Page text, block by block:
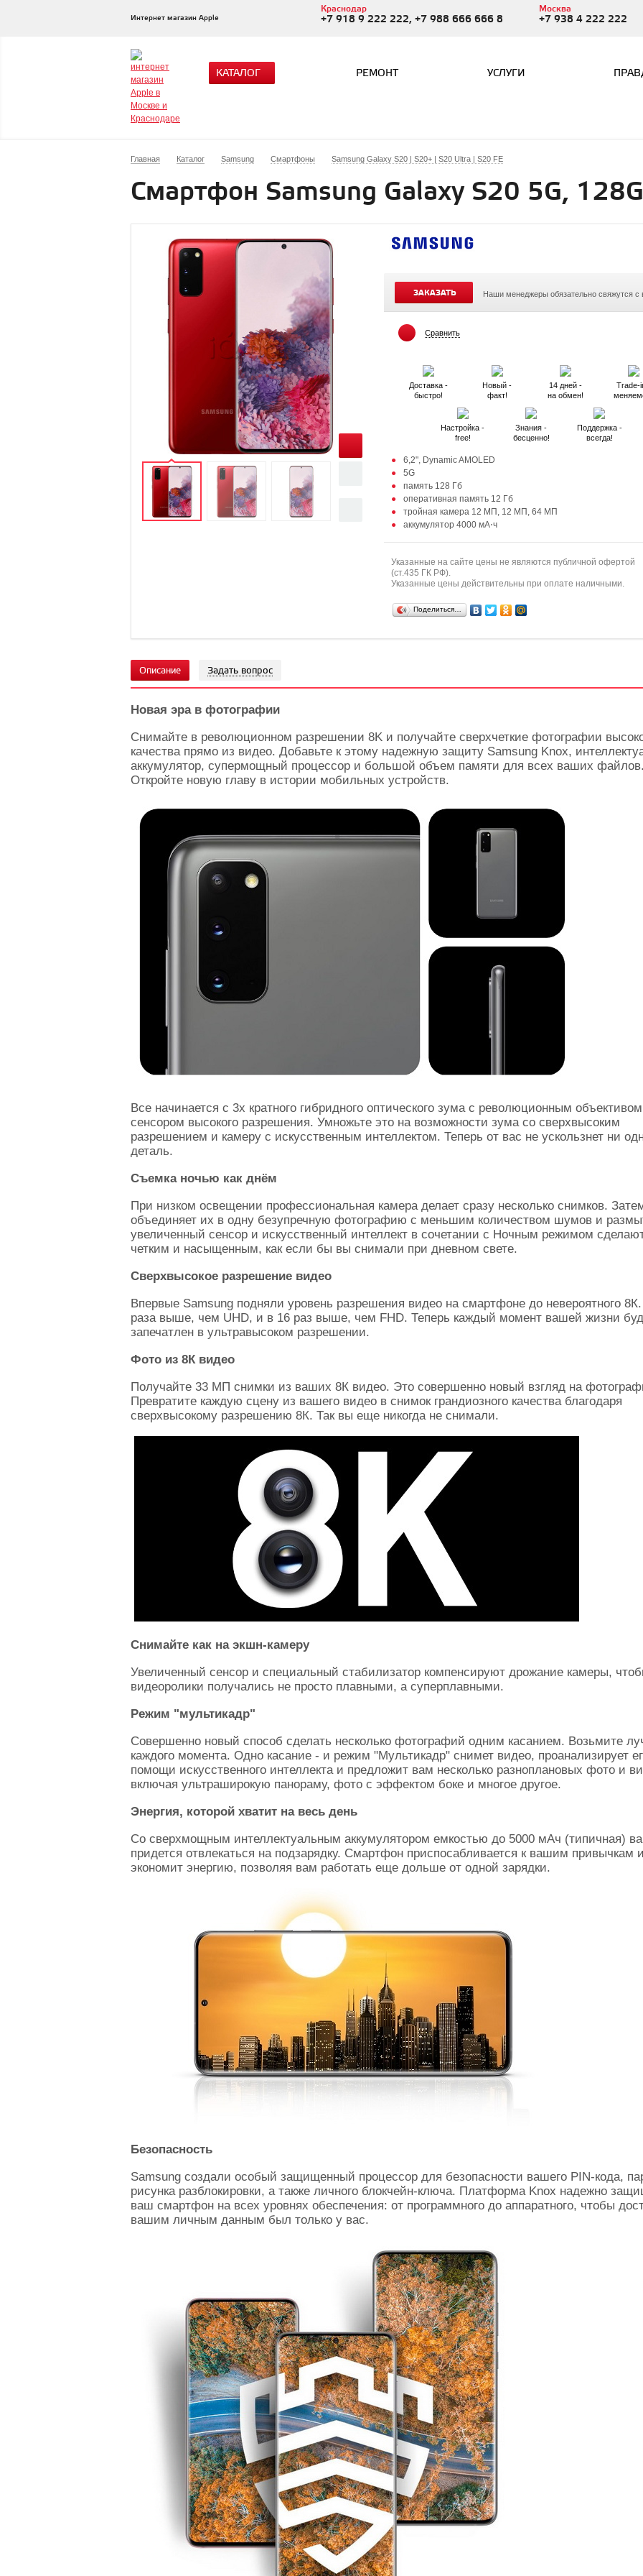
Интернет магазин Apple
Краснодар
+7 918 9 222 222, +7 988 666 666 8
Москва
+7 938 4 222 222
КАТАЛОГ РЕМОНТ УСЛУГИ
Главная Каталог Samsung Смартфоны Samsung Galaxy S20 | S20+ | S20 Ultra | S20 FE
Смартфон Samsung Galaxy S20 5G,
ЗАКАЗАТЬ Наши менеджеры обязательно свяжутся с
Сравнить
Доставка -
быстро!
Новый -
факт!
14 дней -
на обмен!
Trade-
Настройка -
free!
Знания -
бесценно!
Поддержка -
всегда!
6,2", Dynamic AMOLED
5G
память 128 Гб
оперативная память 12 Гб
тройная камера 12 МП, 12 МП, 64 МП
аккумулятор 4000 мА⋅ч
Указанные на сайте цены не являются публичной офертой
(ст.435 ГК РФ).
Указанные цены действительны при оплате наличными.
Поделиться…
Описание Задать вопрос
Новая эра в фотографии
Cнимайте в революционном разрешении 8K и получайте сверхчеткие фотографии
качества прямо из видео. Добавьте к этому надежную защиту Samsung Knox,
аккумулятор, супермощный процессор и большой объем памяти для всех ваших файлов.
Откройте новую главу в истории мобильных устройств.
Все начинается с 3x кратного гибридного оптического зума с революционным
сенсором высокого разрешения. Умножьте это на возможности зума со сверхвысоким
разрешением и камеру с искусственным интеллектом. Теперь от вас не ускользнет ни
деталь.
Съемка ночью как днём
При низком освещении профессиональная камера делает сразу несколько снимков.
объединяет их в одну безупречную фотографию с меньшим количеством шумов и
увеличенный сенсор и искусственный интеллект в сочетании с Ночным режимом
четким и насыщенным, как если бы вы снимали при дневном свете.
Сверхвысокое разрешение видео
Впервые Samsung подняли уровень разрешения видео на смартфоне до невероятного
раза выше, чем UHD, и в 16 раз выше, чем FHD. Теперь каждый момент вашей жизни
запечатлен в ультравысоком разрешении.
Фото из 8К видео
Получайте 33 МП снимки из ваших 8К видео. Это совершенно новый взгляд на
Превратите каждую сцену из вашего видео в снимок грандиозного качества благодаря
сверхвысокому разрешению 8К. Так вы еще никогда не снимали.
Снимайте как на экшн-камеру
Увеличенный сенсор и cпециальный стабилизатор компенсируют дрожание камеры,
видеоролики получались не просто плавными, а суперплавными.
Режим "мультикадр"
Совершенно новый способ сделать несколько фотографий одним касанием. Возьмите
каждого момента. Одно касание - и режим "Мультикадр" снимет видео, проанализирует
помощи искусственного интеллекта и предложит вам несколько разноплановых фото и
включая ультраширокую панораму, фото с эффектом боке и многое другое.
Энергия, которой хватит на весь день
Со сверхмощным интеллектуальным аккумулятором емкостью до 5000 мАч (типичная)
придется отвлекаться на подзарядку. Смартфон приспосабливается к вашим привычкам и
экономит энергию, позволяя вам работать еще дольше от одной зарядки.
Безопасность
Samsung создали особый защищенный процессор для безопасности вашего PIN-кода,
рисунка разблокировки, а также личного блокчейн-ключа. Платформа Knox надежно
ваш смартфон на всех уровнях обеспечения: от программного до аппаратного, чтобы
вашим личным данным был только у вас.